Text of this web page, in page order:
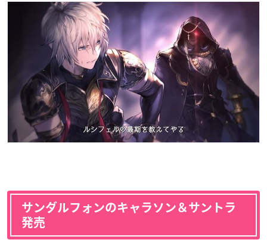
サンダルフォンのキャラソン＆サントラ
発売